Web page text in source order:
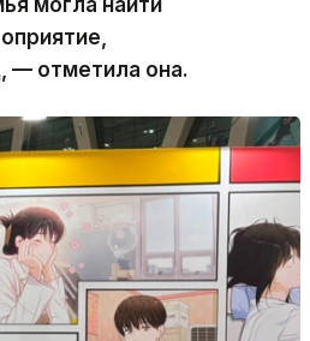
— отметила она.